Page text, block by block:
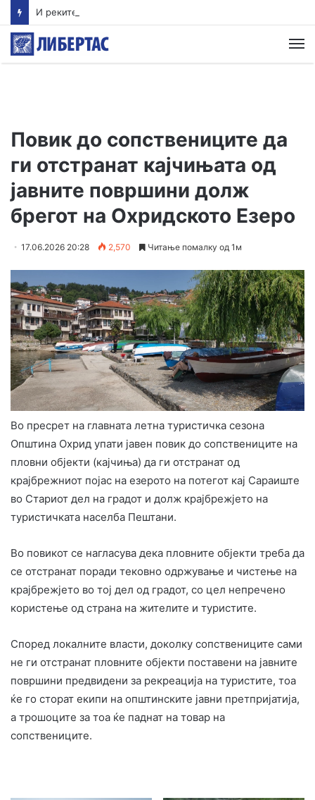
Повик до сопствениците да
ги отстранат кајчињата од
јавните површини долж
брегот на Охридското Езеро
17.06.2026 20:28 2,570 Читање помалку од 1м
Во пресрет на главната летна туристичка сезона
Општина Охрид упати јавен повик до сопствениците на
пловни објекти (кајчиња) да ги отстранат од
крајбрежниот појас на езерото на потегот кај Сараиште
во Стариот дел на градот и долж крајбрежјето на
туристичката населба Пештани.
Во повикот се нагласува дека пловните објекти треба да
се отстранат поради тековно одржување и чистење на
крајбрежјето во тој дел од градот, со цел непречено
користење од страна на жителите и туристите.
Според локалните власти, доколку сопствениците сами
не ги отстранат пловните објекти поставени на јавните
површини предвидени за рекреација на туристите, тоа
ќе го сторат екипи на општинските јавни претпријатија,
а трошоците за тоа ќе паднат на товар на
сопствениците.